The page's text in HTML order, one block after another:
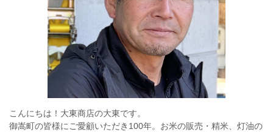
こんにちは！大東商店の大東です。
御嵩町の皆様にご愛顧いただき100年。お米の販売・精米、灯油の